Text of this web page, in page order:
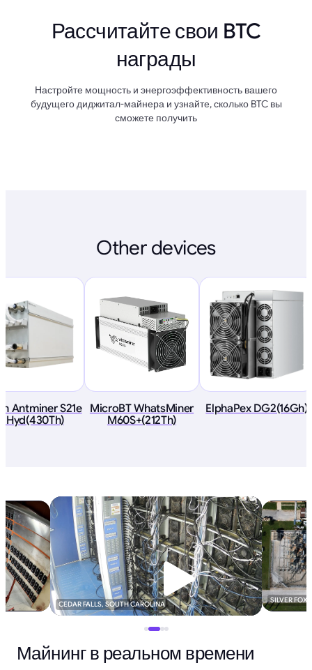
Рассчитайте свои BTC
награды
Настройте мощность и энергоэффективность вашего
будущего диджитал-майнера и узнайте, сколько BTC вы
сможете получить
Other devices
Antminer S21e
Hyd(430Th)
MicroBT WhatsMiner
M60S+(212Th)
ElphaPex DG2(16Gh)
CEDAR FALLS, SOUTH CAROLINA SILVER FOX
Майнинг в реальном времени